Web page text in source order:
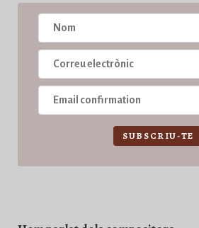
SUBSCRIU-TE